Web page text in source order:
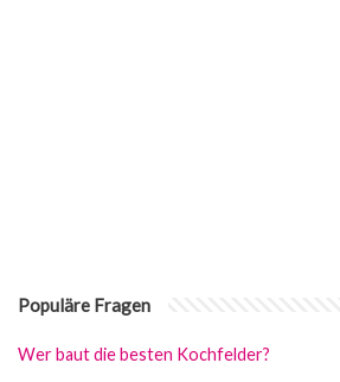
Populäre Fragen
Wer baut die besten Kochfelder?